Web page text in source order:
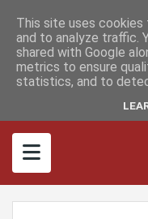
This site uses
and to analyze traffic.
shared with Google
metrics to ensure
statistics, and to